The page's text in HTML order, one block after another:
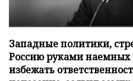
Западные политики,
Россию руками наемных
избежать